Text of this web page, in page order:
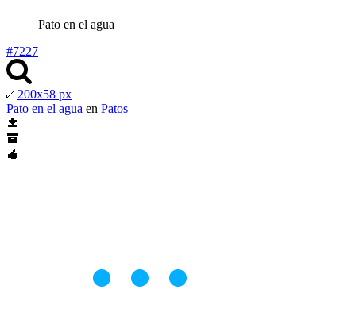
Pato en el agua
#7227
200x58 px
Pato en el agua en Patos